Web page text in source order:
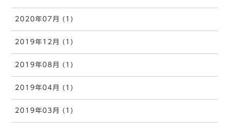
2020年07月 (1)
2019年12月 (1)
2019年08月 (1)
2019年04月 (1)
2019年03月 (1)